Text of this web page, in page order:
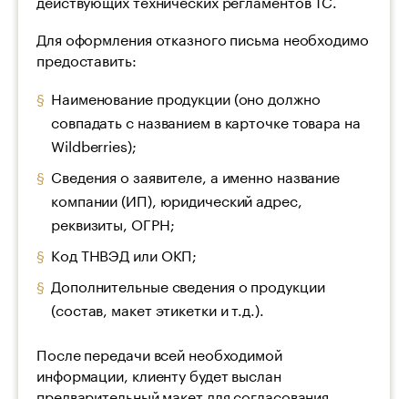
Для оформления отказного письма необходимо
предоставить:
Наименование продукции (оно должно
совпадать с названием в карточке товара на
Wildberries);
Сведения о заявителе, а именно название
компании (ИП), юридический адрес,
реквизиты, ОГРН;
Код ТНВЭД или ОКП;
Дополнительные сведения о продукции
(состав, макет этикетки и т.д.).
После передачи всей необходимой
информации, клиенту будет выслан